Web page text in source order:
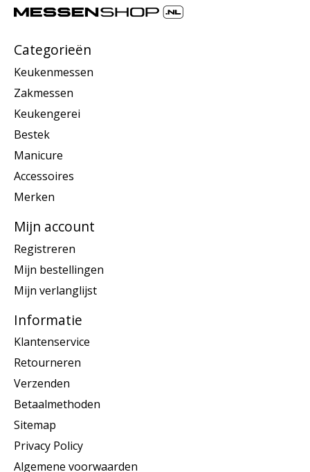
Categorieën
Keukenmessen
Zakmessen
Keukengerei
Bestek
Manicure
Accessoires
Merken
Mijn account
Registreren
Mijn bestellingen
Mijn verlanglijst
Informatie
Klantenservice
Retourneren
Verzenden
Betaalmethoden
Sitemap
Privacy Policy
Algemene voorwaarden